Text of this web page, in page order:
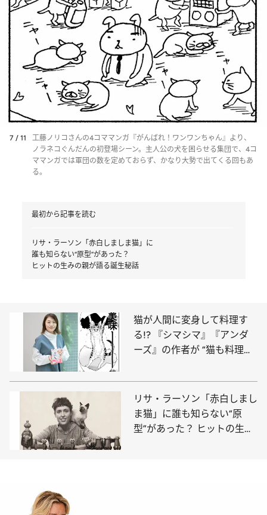
7 / 11
工藤ノリコさんの4コママンガ『がんばれ！ワンワンちゃん』より、
ノラネコぐんだんの初登場シーン。主人公の犬を困らせる集団で、4コ
ママンガでは軍団の数を定めておらず、かなり大勢で出てくる回もあ
る。
最初から記事を読む
リサ・ラーソン「赤白しましま猫」に
誰も知らない“原型”があった？
ヒットの生みの親が語る誕生秘話
猫が人間に変身して料理す
る!? 『シマシマ』『アンダ
ーズ』の作者が “猫も料理も
リサ・ラーソン「赤白しまし
ま猫」に誰も知らない“原
型”があった？ ヒットの生み